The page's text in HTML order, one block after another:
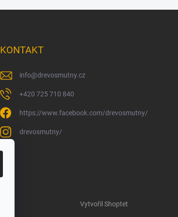
KONTAKT
info@drevosmutny.cz
+420 725 710 840
https://www.facebook.com/drevosmutny/
drevosmutny/
Vytvořil Shoptet